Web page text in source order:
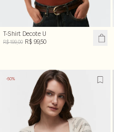
T-Shirt Decote U
R$ 199,00 R$ 99,50
-50%